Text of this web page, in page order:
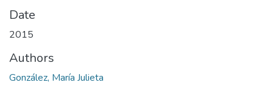
Date
2015
Authors
González, María Julieta